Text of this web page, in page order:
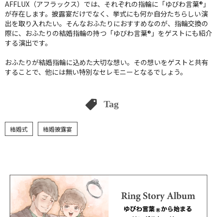
AFFLUX（アフラックス）では、それぞれの指輪に「ゆびわ言葉®︎」
が存在します。披露宴だけでなく、挙式にも何か自分たちらしい演
出を取り入れたい。そんなおふたりにおすすめなのが、指輪交換の
際に、おふたりの結婚指輪の持つ「ゆびわ言葉®︎」をゲストにも紹介
する演出です。
おふたりが結婚指輪に込めた大切な想い。その想いをゲストと共有
することで、他には無い特別なセレモニーとなるでしょう。
Tag
結婚式 結婚披露宴